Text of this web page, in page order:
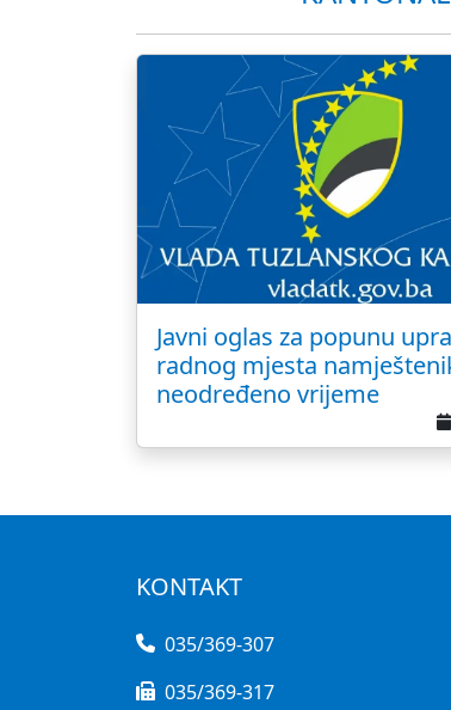
Javni oglas za popunu
radnog mjesta
neodređeno vrijeme
KONTAKT
035/369-307
035/369-317